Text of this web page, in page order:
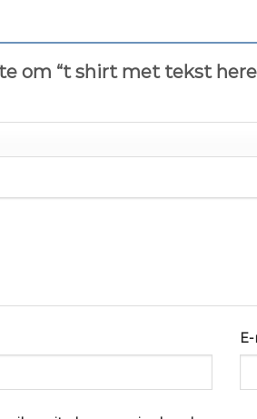
om “t shirt met tekst